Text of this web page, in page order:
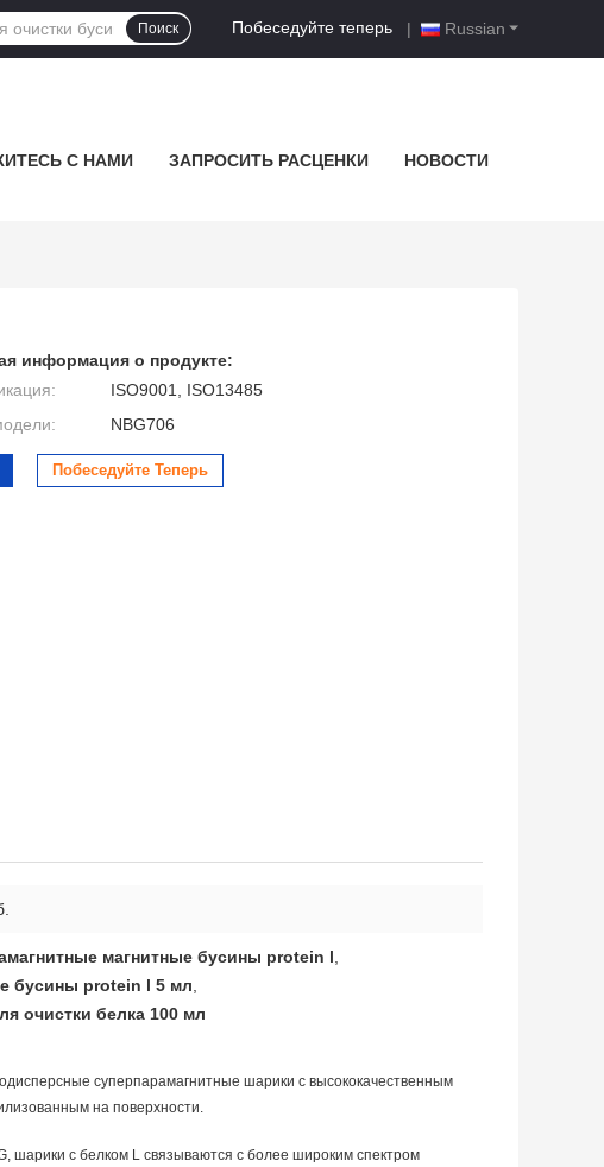
Russian
Побеседуйте теперь |
Поиск
С НАМИ ЗАПРОСИТЬ РАСЦЕНКИ НОВОСТИ
информация о продукте:
ISO9001, ISO13485
NBG706
Побеседуйте Теперь
магнитные бусины protein l,
бусины protein l 5 мл,
очистки белка 100 мл
суперпарамагнитные шарики с высококачественным
на поверхности.
шарики с белком L связываются с более широким спектром